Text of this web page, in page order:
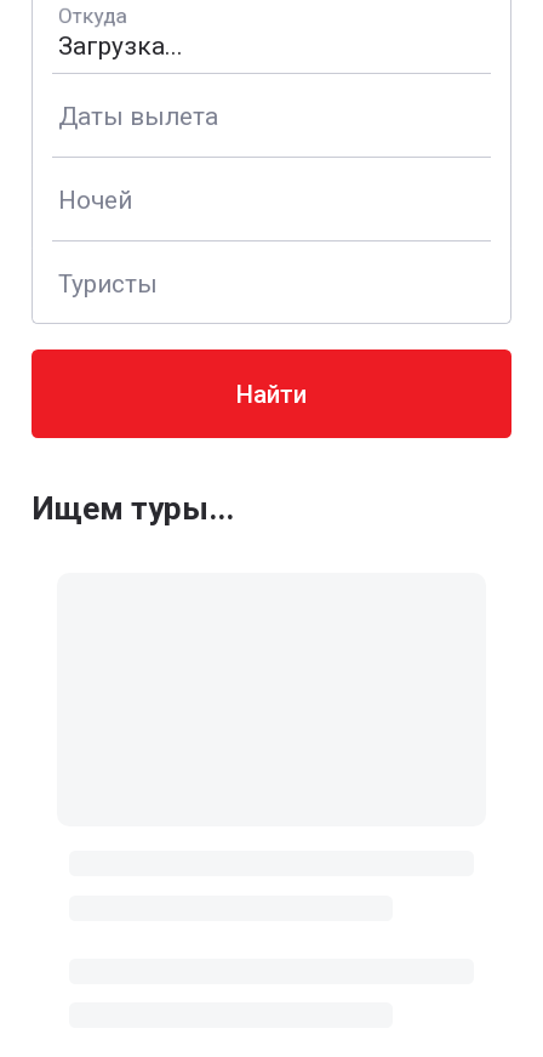
Откуда
Даты вылета
Ночей
Туристы
Найти
Ищем туры...